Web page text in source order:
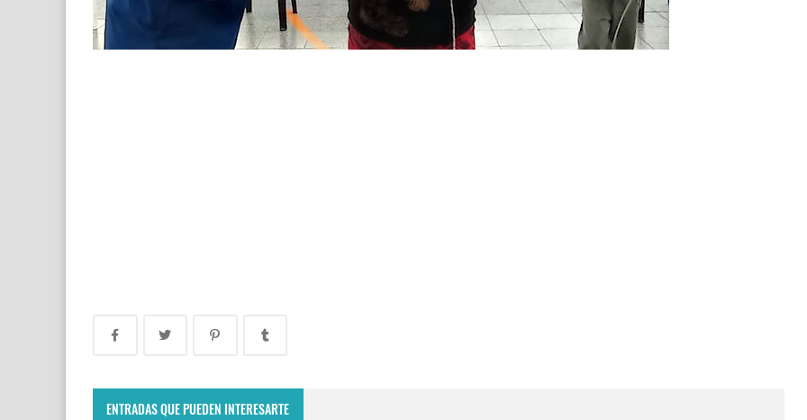
ENTRADAS QUE PUEDEN INTERESARTE
Rumania: el reality show europeo.